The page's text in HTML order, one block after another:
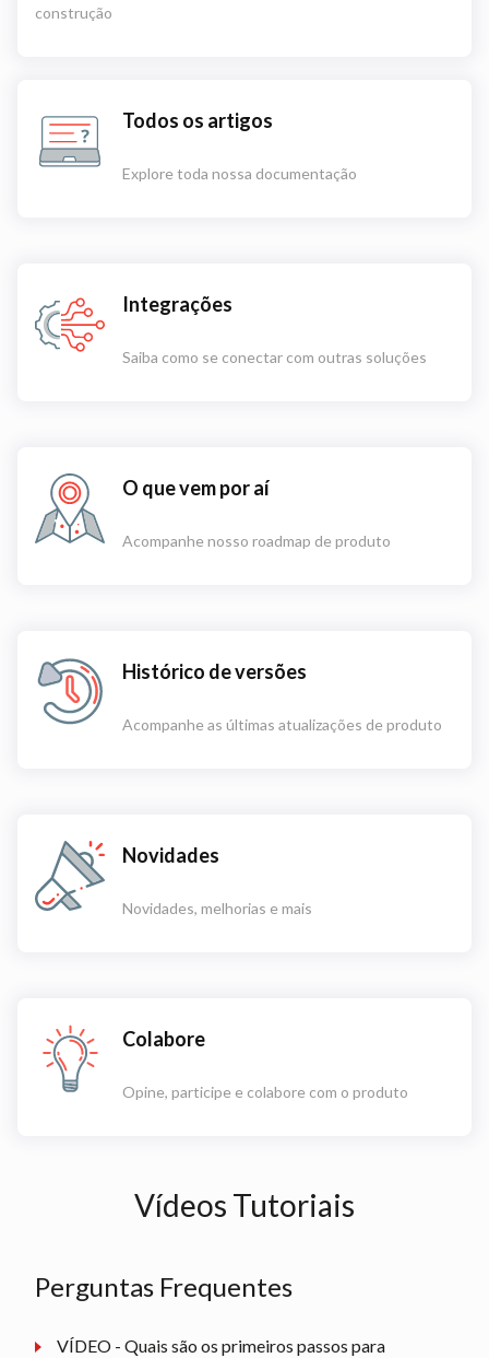
construção
Todos os artigos
Explore toda nossa documentação
Integrações
Saiba como se conectar com outras soluções
O que vem por aí
Acompanhe nosso roadmap de produto
Histórico de versões
Acompanhe as últimas atualizações de produto
Novidades
Novidades, melhorias e mais
Colabore
Opine, participe e colabore com o produto
Vídeos Tutoriais
Perguntas Frequentes
VÍDEO - Quais são os primeiros passos para